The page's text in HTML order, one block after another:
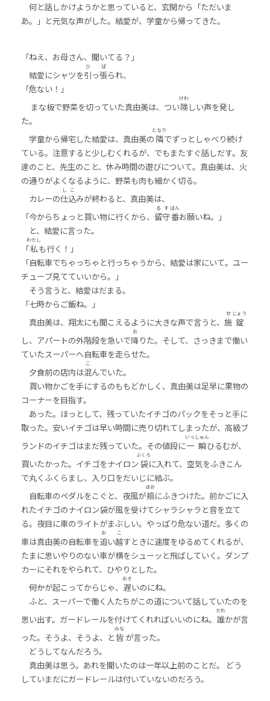
何と話しかけようかと思っていると、玄関から「ただいま
あ。」と元気な声がした。結愛が、学童から帰ってきた。
「ねえ、お母さん、聞いてる？」
結愛にシャツを引
ひ
っ張
ぱ
られ、
「危ない！」
まな板で野菜を切っていた真由美は、つい険
けわ
しい声を発し
た。
学童から帰宅した結愛は、真由美の 隣
となり
でずっとしゃべり続け
ている。注意すると少しむくれるが、でもまたすぐ話しだす。友
達のこと、先生のこと、休み時間の遊びについて。真由美は、火
の通りがよくなるように、野菜も肉も細かく切る。
カレーの仕
し
込
こ
みが終わると、真由美は、
「今からちょっと買い物に行くから、 留
る
守
す
番
ばん
お願いね。」
と、結愛に言った。
「私
わたし
も行く！」
「自転車でちゃっちゃと行っちゃうから、結愛は家にいて。ユー
チューブ見てていいから。」
そう言うと、結愛はだまる。
「七時からご飯ね。」
真由美は、翔太にも聞こえるように大きな声で言うと、 施
せ
錠
じょう
し、アパートの外階段を急いで降
お
りた。そして、さっきまで働い
ていたスーパーへ自転車を走らせた。
夕食前の店内は混
こ
んでいた。
買い物かごを手にするのももどかしく、真由美は足早に果物の
コーナーを目指す。
あった。ほっとして、残っていたイチゴのパックをそっと手に
取った。安いイチゴは早い時間に売り切れてしまったが、高級ブ
ランドのイチゴはまだ残っていた。その値段に一
いっ
瞬
しゅん
ひるむが、
買いたかった。イチゴをナイロン袋
ぶくろ
に入れて、空気をふきこん
で丸くふくらまし、入り口をだいじに結ぶ。
自転車のペダルをこぐと、夜風が頬
ほお
にふきつけた。前かごに入
れたイチゴのナイロン袋が風を受けてシャラシャラと音を立て
る。夜目に車のライトがまぶしい。やっぱり危ない道だ。多くの
車は真由美の自転車を追
お
い越
こ
すときに速度をゆるめてくれるが、
たまに思いやりのない車が横をシューッと飛ばしていく。ダンプ
カーにそれをやられて、ひやりとした。
――何かが起こってからじゃ、 遅
おそ
いのにね。
ふと、スーパーで働く人たちがこの道について話していたのを
思い出す。ガードレールを付けてくれればいいのにね。 誰
だれ
かが言
った。そうよ、そうよ、と皆
みな
が言った。
どうしてなんだろう。
真由美は思う。あれを聞いたのは一年以上前のことだ。 どう
していまだにガードレールは付いていないのだろう。